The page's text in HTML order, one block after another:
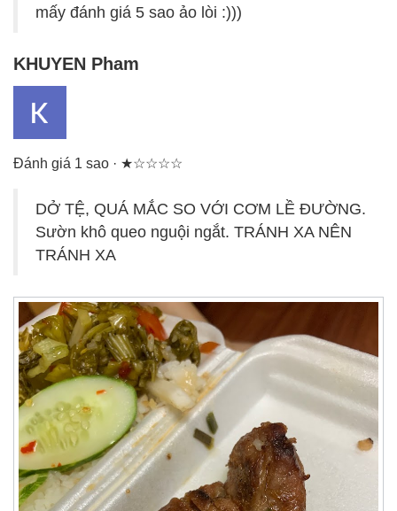
mấy đánh giá 5 sao ảo lòi :)))
KHUYEN Pham
Đánh giá 1 sao · ★☆☆☆☆
DỞ TỆ, QUÁ MẮC SO VỚI CƠM LỀ ĐƯỜNG.
Sườn khô queo nguội ngắt. TRÁNH XA NÊN
TRÁNH XA